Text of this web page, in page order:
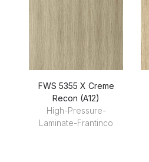
FWS 5355 X Creme
Recon (A12)
High-Pressure-
Laminate-Frantinco